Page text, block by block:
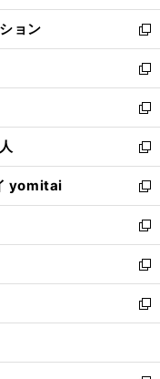
開
く
ウ
で
開
く
ン
ド
ウ
で
開
く
ウ
ィ
ン
ド
ウ
で
開
く
ョン
新
し
い
ウ
ィ
ン
ド
ウ
で
開
く
新
し
い
ウ
ィ
ン
ド
ウ
で
開
く
新
し
い
ウ
ィ
ン
ド
ウ
で
開
く
新
し
い
ウ
ィ
ン
ド
ウ
で
開
yomitai
新
し
い
ウ
ィ
ン
ド
ウ
開
新
し
い
ウ
ィ
ン
ウ
新
し
い
ウ
ン
新
し
ウ